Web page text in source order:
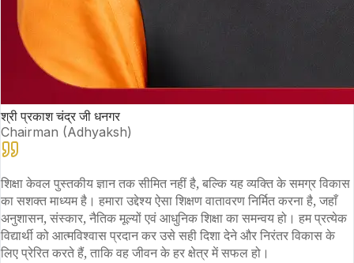
श्री प्रकाश चंद्र जी धनगर
Chairman (Adhyaksh)
शिक्षा केवल पुस्तकीय ज्ञान तक सीमित नहीं है, बल्कि यह व्यक्ति के समग्र विकास
का सशक्त माध्यम है। हमारा उद्देश्य ऐसा शिक्षण वातावरण निर्मित करना है, जहाँ
अनुशासन, संस्कार, नैतिक मूल्यों एवं आधुनिक शिक्षा का समन्वय हो। हम प्रत्येक
विद्यार्थी को आत्मविश्वास प्रदान कर उसे सही दिशा देने और निरंतर विकास के
लिए प्रेरित करते हैं, ताकि वह जीवन के हर क्षेत्र में सफल हो।